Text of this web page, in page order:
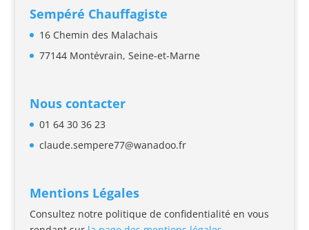
Sempéré Chauffagiste
16 Chemin des Malachais
77144 Montévrain, Seine-et-Marne
Nous contacter
01 64 30 36 23
claude.sempere77@wanadoo.fr
Mentions Légales
Consultez notre politique de confidentialité en vous